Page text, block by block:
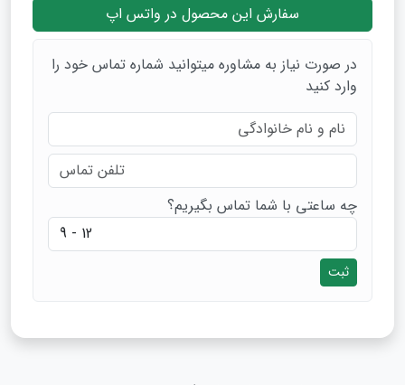
سفارش این محصول در واتس اپ
در صورت نیاز به مشاوره میتوانید شماره تماس خود را
وارد کنید
چه ساعتی با شما تماس بگیریم؟
ثبت